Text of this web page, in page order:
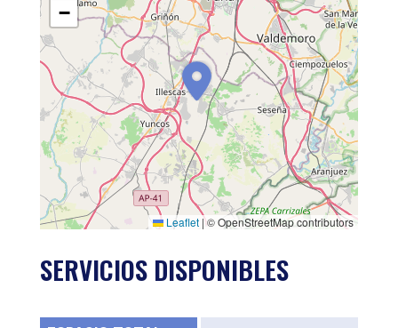
−
Leaflet |© OpenStreetMap contributors
SERVICIOS DISPONIBLES